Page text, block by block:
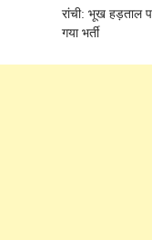
रांची: भूख हड़ताल
गया भर्ती